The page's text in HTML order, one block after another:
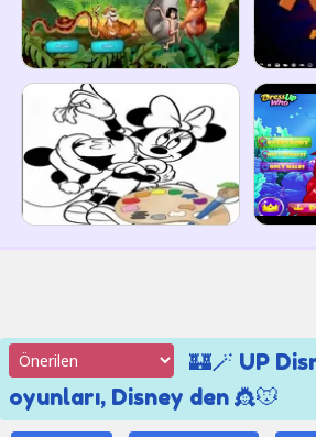
🏰🪄 UP
oyunları, Disney den 👸🐭